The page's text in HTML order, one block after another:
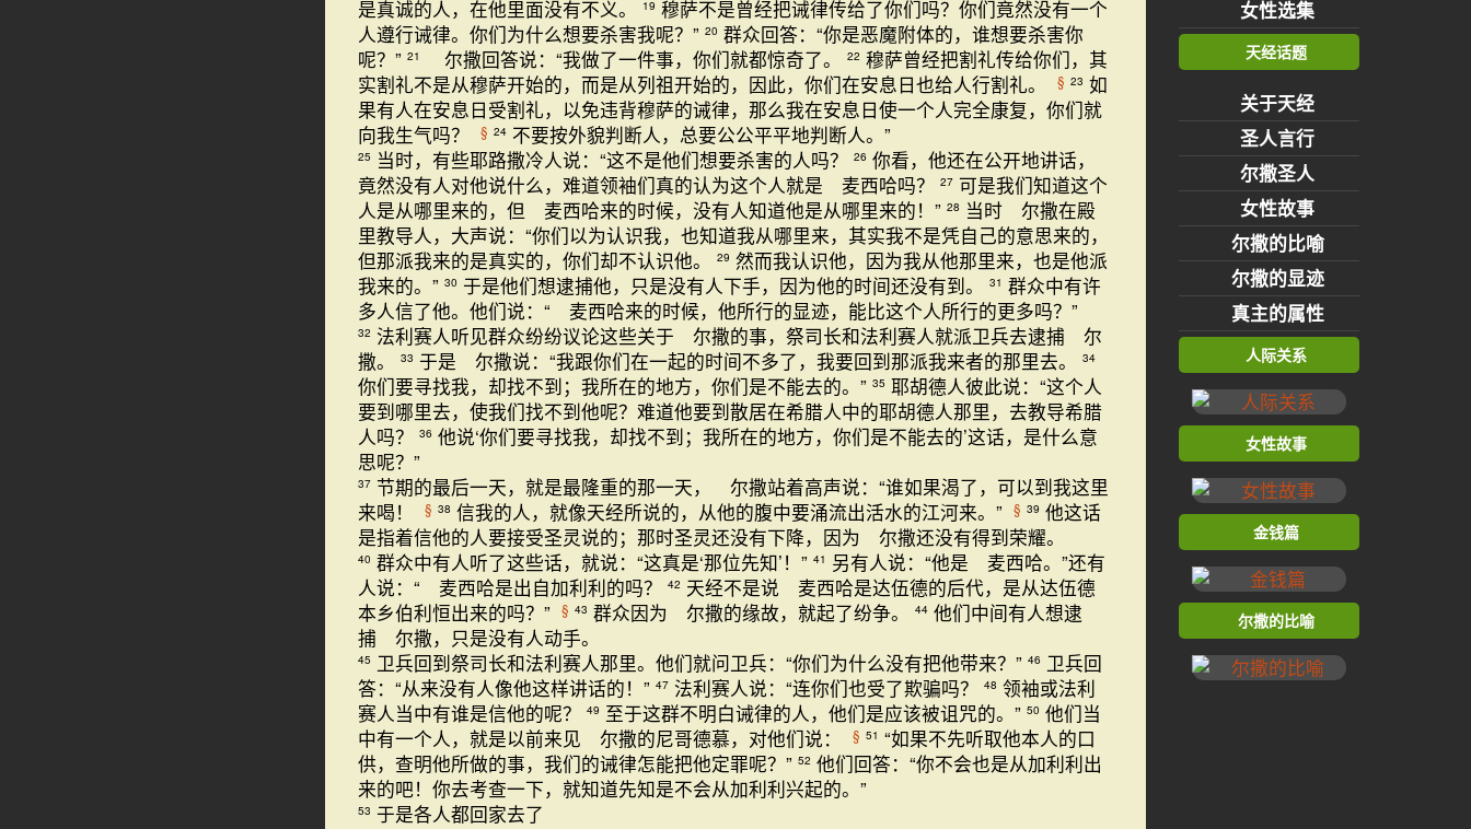
是真诚的人，在他里面没有不义。
19 穆萨不是曾经把诫律传给了你们吗？你们竟然没有一个
人遵行诫律。你们为什么想要杀害我呢？” 20 群众回答：“你是恶魔附体的，谁想要杀害你
呢？” 21 尔撒回答说：“我做了一件事，你们就都惊奇了。 22 穆萨曾经把割礼传给你们，其
实割礼不是从穆萨开始的，而是从列祖开始的，因此，你们在安息日也给人行割礼。
§ 23 如
果有人在安息日受割礼，以免违背穆萨的诫律，那么我在安息日使一个人完全康复，你们就
向我生气吗？
§ 24 不要按外貌判断人，总要公公平平地判断人。”
25 当时，有些耶路撒冷人说：“这不是他们想要杀害的人吗？ 26 你看，他还在公开地讲话，
竟然没有人对他说什么，难道领袖们真的认为这个人就是 麦西哈吗？
27 可是我们知道这个
人是从哪里来的，但 麦西哈来的时候，没有人知道他是从哪里来的！” 28 当时 尔撒在殿
里教导人，大声说：“你们以为认识我，也知道我从哪里来，其实我不是凭自己的意思来的，
但那派我来的是真实的，你们却不认识他。
29 然而我认识他，因为我从他那里来，也是他派
我来的。” 30 于是他们想逮捕他，只是没有人下手，因为他的时间还没有到。 31 群众中有许
多人信了他。他们说：“ 麦西哈来的时候，他所行的显迹，能比这个人所行的更多吗？”
32 法利赛人听见群众纷纷议论这些关于 尔撒的事，祭司长和法利赛人就派卫兵去逮捕 尔
撒。
33 于是 尔撒说：“我跟你们在一起的时间不多了，我要回到那派我来者的那里去。 34
你们要寻找我，却找不到；我所在的地方，你们是不能去的。” 35 耶胡德人彼此说：“这个人
要到哪里去，使我们找不到他呢？难道他要到散居在希腊人中的耶胡德人那里，去教导希腊
人吗？
36 他说‘你们要寻找我，却找不到；我所在的地方，你们是不能去的’这话，是什么意
思呢？”
37 节期的最后一天，就是最隆重的那一天， 尔撒站着高声说：“谁如果渴了，可以到我这里
来喝！
§ 38 信我的人，就像天经所说的，从他的腹中要涌流出活水的江河来。” § 39 他这话
是指着信他的人要接受圣灵说的；那时圣灵还没有下降，因为 尔撒还没有得到荣耀。
40 群众中有人听了这些话，就说：“这真是‘那位先知’！” 41 另有人说：“他是 麦西哈。”还有
人说：“ 麦西哈是出自加利利的吗？
42 天经不是说 麦西哈是达伍德的后代，是从达伍德
本乡伯利恒出来的吗？”
§ 43 群众因为 尔撒的缘故，就起了纷争。 44 他们中间有人想逮
捕 尔撒，只是没有人动手。
45 卫兵回到祭司长和法利赛人那里。他们就问卫兵：“你们为什么没有把他带来？” 46 卫兵回
答：“从来没有人像他这样讲话的！” 47 法利赛人说：“连你们也受了欺骗吗？ 48 领袖或法利
赛人当中有谁是信他的呢？
49 至于这群不明白诫律的人，他们是应该被诅咒的。” 50 他们当
中有一个人，就是以前来见 尔撒的尼哥德慕，对他们说：
§ 51 “如果不先听取他本人的口
供，查明他所做的事，我们的诫律怎能把他定罪呢？” 52 他们回答：“你不会也是从加利利出
来的吧！你去考查一下，就知道先知是不会从加利利兴起的。”
53 于是各人都回家去了
女性选集
天经话题
关于天经
圣人言行
尔撒圣人
女性故事
尔撒的比喻
尔撒的显迹
真主的属性
人际关系
女性故事
金钱篇
尔撒的比喻